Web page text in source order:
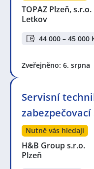
TOPAZ Plzeň, s.r.o.
Letkov
44 000 – 45 000
Zveřejněno: 6. srpna
Servisní
Nutně vás hledají
H&B Group s.r.o.
Plzeň